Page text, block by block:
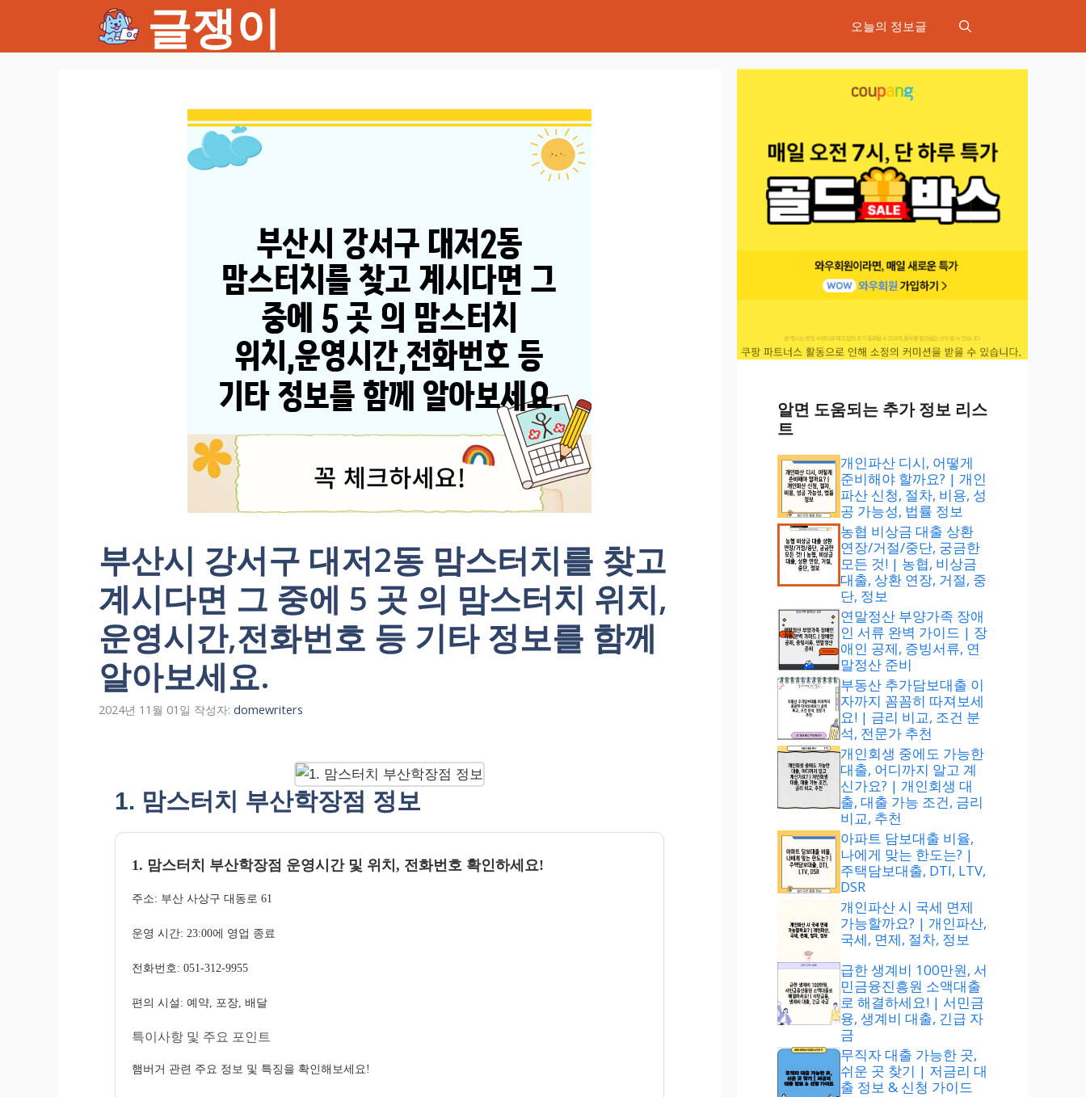
츠
글쟁이 오늘의 정보글
부산시 강서구 대저2동 맘스터치를 찾고
계시다면 그 중에 5 곳 의 맘스터치 위치,
운영시간,전화번호 등 기타 정보를 함께
알아보세요.
2024년 11월 01일 작성자: domewriters
1. 맘스터치 부산학장점 정보
1. 맘스터치 부산학장점 운영시간 및 위치, 전화번호 확인하세요!
주소: 부산 사상구 대동로 61
운영 시간: 23:00에 영업 종료
전화번호: 051-312-9955
편의 시설: 예약, 포장, 배달
특이사항 및 주요 포인트
햄버거 관련 주요 정보 및 특징을 확인해보세요!
알면 도움되는 추가 정보 리스
트
개인파산 디시, 어떻게
준비해야 할까요? | 개인
파산 신청, 절차, 비용, 성
공 가능성, 법률 정보
농협 비상금 대출 상환
연장/거절/중단, 궁금한
모든 것! | 농협, 비상금
대출, 상환 연장, 거절, 중
단, 정보
연말정산 부양가족 장애
인 서류 완벽 가이드 | 장
애인 공제, 증빙서류, 연
말정산 준비
부동산 추가담보대출 이
자까지 꼼꼼히 따져보세
요! | 금리 비교, 조건 분
석, 전문가 추천
개인회생 중에도 가능한
대출, 어디까지 알고 계
신가요? | 개인회생 대
출, 대출 가능 조건, 금리
비교, 추천
아파트 담보대출 비율,
나에게 맞는 한도는? |
주택담보대출, DTI, LTV,
DSR
개인파산 시 국세 면제
가능할까요? | 개인파산,
국세, 면제, 절차, 정보
급한 생계비 100만원, 서
민금융진흥원 소액대출
로 해결하세요! | 서민금
융, 생계비 대출, 긴급 자
금
무직자 대출 가능한 곳,
쉬운 곳 찾기 | 저금리 대
출 정보 & 신청 가이드